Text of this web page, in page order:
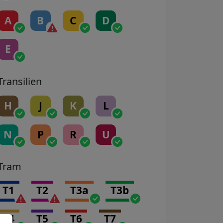
A B C D
E
H J K L
N P R U
T1 T2 T3a T3b
T4 T5 T6 T7